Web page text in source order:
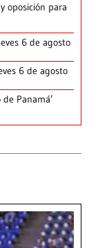
oposición para
6 de agosto
6 de agosto
Panamá’